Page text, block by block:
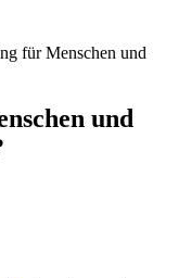
für Menschen und
und